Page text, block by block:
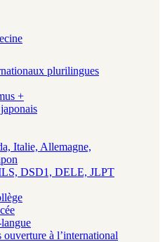
plurilingues
+
Italie, Allemagne,
DSD1, DELE, JLPT
ouverture à l’international